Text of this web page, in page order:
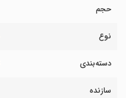
حجم
نوع
دسته‌بندی
سازنده